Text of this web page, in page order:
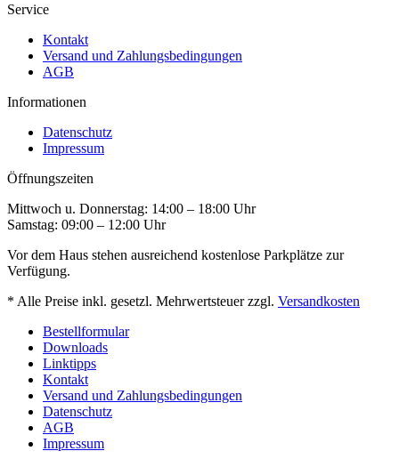
Service
Kontakt
Versand und Zahlungsbedingungen
AGB
Informationen
Datenschutz
Impressum
Öffnungszeiten
Mittwoch u. Donnerstag: 14:00 – 18:00 Uhr
Samstag: 09:00 – 12:00 Uhr
Vor dem Haus stehen ausreichend kostenlose Parkplätze zur
Verfügung.
* Alle Preise inkl. gesetzl. Mehrwertsteuer zzgl. Versandkosten
Bestellformular
Downloads
Linktipps
Kontakt
Versand und Zahlungsbedingungen
Datenschutz
AGB
Impressum